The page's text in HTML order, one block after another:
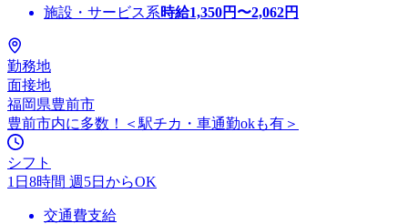
施設・サービス系時給1,350円〜2,062円
勤務地
面接地
福岡県豊前市
豊前市内に多数！＜駅チカ・車通勤okも有＞
シフト
1日8時間 週5日からOK
交通費支給